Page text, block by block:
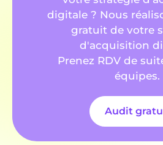
digitale ? Nous
gratuit de votre
d'acquisition
Prenez RDV de
équipes.
Audit